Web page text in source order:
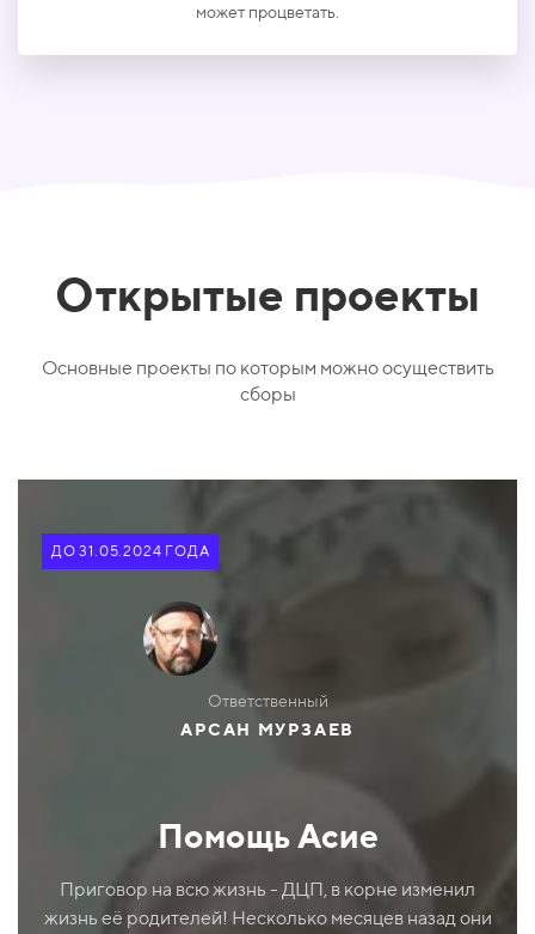
может процветать.
Открытые проекты
Основные проекты по которым можно осуществить
сборы
ДО 31.05.2024 ГОДА
Ответственный
АРСАН МУРЗАЕВ
Помощь Асие
Приговор на всю жизнь - ДЦП, в корне изменил
жизнь её родителей! Несколько месяцев назад они